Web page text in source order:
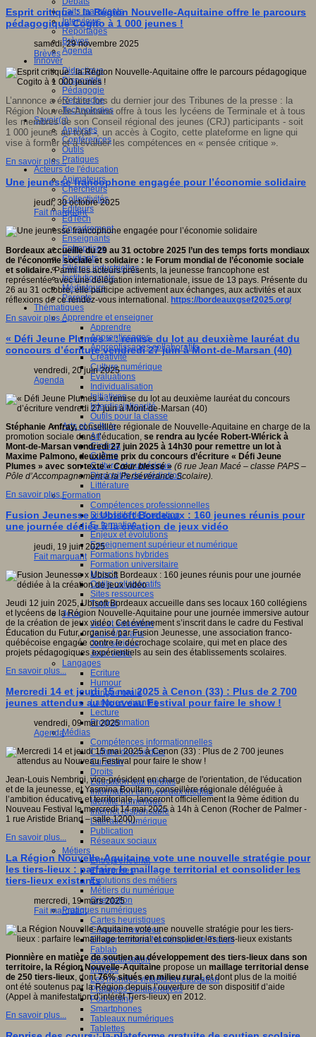
Faits marquants
Interviews
Reportages
Brèves
Agenda
Innover
Didactique
Dispositifs
Pédagogie
Recherche
Technologies
Savoir(s)
Analyses
Conférences
Outils
Pratiques
Acteurs de l'éducation
Animateurs
Chercheurs
Collectivités
Editeurs
EdTech
Encadrement
Enseignants
Entreprises
Etudiants
Filières industrielles
Institutionnels
Médiateurs
Parents
Thématiques
Apprendre et enseigner
Apprendre
Apprentissages
Apprentissages collaboratifs
Créativité
Culture numérique
Evaluations
Individualisation
Initiatives
Interdisciplinarité
Outils pour la classe
Arts et Culture
Art
Cinéma
Culture
Culture et numérique
Dispositifs de médiation
Littérature
Formation
Compétences professionnelles
Dispositifs de formation
E- formation
Enjeux et évolutions
Enseignement supérieur et numérique
Formations hybrides
Formation universitaire
Mooc’s
Outils collaboratifs
Sites ressources
Tutorat
Jeux
Jeu et éducation
Jeux 4/12 ans
Jeux sérieux
Jeux vidéo
Langages
Ecriture
Humour
Langue orale
Langues vivantes
Lecture
Programmation
Médias
Compétences informationnelles
Culture des médias
Curation
Droits
Education aux médias
Information et nouveaux médias
Identité numérique
Internet responsable
Littératie numérique
Publication
Réseaux sociaux
Métiers
Entrepreneuriat
Entreprises
Evolutions des métiers
Métiers du numérique
Orientation
Pratiques numériques
Cartes heuristiques
Classes inversées
Environnement Numérique de Travail
Fablab
Géolocalisation
Images
Les mondes virtuels en éducation
Pratiques collaboratives
Podcasting
Smartphones
Tableaux numériques
Tablettes
Esprit critique : la Région Nouvelle-Aquitaine offre le parcours
pédagogique Cogito à 1 000 jeunes !
samedi, 29 novembre 2025
Brèves
L’annonce a été faite lors du dernier jour des Tribunes de la presse : la
Région Nouvelle-Aquitaine offre à tous les lycéens de Terminale et à tous
les membres de son Conseil régional des jeunes (CRJ) participants - soit
1 000 jeunes au total-, un accès à Cogito, cette plateforme en ligne qui
vise à former etàévaluer les compétences en « pensée critique ».
,
».
En savoir plus...
Une jeunesse francophone engagée pour l’économie solidaire
jeudi, 30 octobre 2025
Fait marquant
Bordeaux accueille du 29 au 31 octobre 2025 l’un des temps forts mondiaux
de l’économie sociale et solidaire : le Forum mondial de l’économie sociale
et solidaire.Parmi les acteurs présents, la jeunesse francophone est
représentée avec une délégation internationale, issue de 13 pays. Présente du
26 au 31 octobre, elle participe activement aux échanges, aux activités et aux
réflexions de ce rendez-vous international. https://bordeauxgsef2025.org/
En savoir plus...
« Défi Jeune Plumes » : remise du lot au deuxième lauréat du
concours d’écriture vendredi 27 juin à Mont-de-Marsan (40)
vendredi, 20 juin 2025
Agenda
Stéphanie Anfray, conseillère régionale de Nouvelle-Aquitaine en charge de la
promotion sociale dans l’éducation, se rendra au lycée Robert-Wlérick à
Mont-de-Marsan vendredi 27 juin 2025 à 14h30 pour remettre un lot à
Maxime Palmono, deuxième prix du concours d’écriture « Défi Jeune
Plumes » avec son texte« Cœur blessé » (6 rue Jean Macé – classe PAPS –
Pôle d’Accompagnement à la Persévérance Scolaire).
En savoir plus...
Fusion Jeunesse x Ubisoft Bordeaux : 160 jeunes réunis pour
une journée dédiée à la création de jeux vidéo
jeudi, 19 juin 2025
Fait marquant
Jeudi 12 juin 2025, Ubisoft Bordeaux accueille dans ses locaux 160 collégiens
et lycéens de la Région Nouvelle-Aquitaine pour une journée immersive autour
de la création de jeux vidéo. Cet événement s’inscrit dans le cadre du Festival
Éducation du Futur, organisé par Fusion Jeunesse, une association franco-
québécoise engagée contre le décrochage scolaire, qui met en place des
projets pédagogiques expérientiels au sein des établissements scolaires.
En savoir plus...
Mercredi 14 et jeudi 15 mai 2025 à Cenon (33) : Plus de 2 700
jeunes attendus au Nouveau Festival pour faire le show !
vendredi, 09 mai 2025
Agenda
Jean-Louis Nembrini, vice-président en charge de l'orientation, de l'éducation
et de la jeunesse, et Yasmina Boultam, conseillère régionale déléguée à
l’ambition éducative et territoriale, lanceront officiellement la 9ème édition du
Nouveau Festival le mercredi 14 mai 2025 à 14h à Cenon (Rocher de Palmer -
1 rue Aristide Briand – salle 1200).
En savoir plus...
La Région Nouvelle-Aquitaine vote une nouvelle stratégie pour
les tiers-lieux : parfaire le maillage territorial et consolider les
tiers-lieux existants
mercredi, 19 mars 2025
Fait marquant
Pionnière en matière de soutien au développement des tiers-lieux dans son
territoire, la Région Nouvelle-Aquitaine propose un maillage territorial dense
de 250 tiers-lieux, dont76% situés en milieu rural, et dont plus de la moitié
ont été soutenus par la Région depuis l’ouverture de son dispositif d’aide
(Appel à manifestation d’intérêt Tiers-lieux) en 2012.
En savoir plus...